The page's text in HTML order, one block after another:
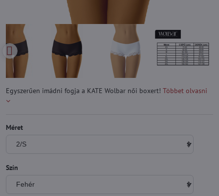
Egyszerűen imádni fogja a KATE Wolbar női boxert! Többet olvasni
Méret
Szín